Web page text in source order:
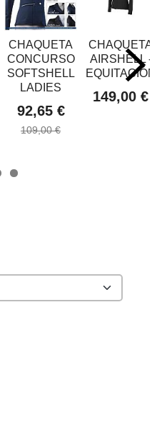
CHAQUETA
CONCURSO
SOFTSHELL
LADIES
92,65 €
109,00 €
CHAQUETA
AIRSHELL -
EQUITACIÓN
149,00 €